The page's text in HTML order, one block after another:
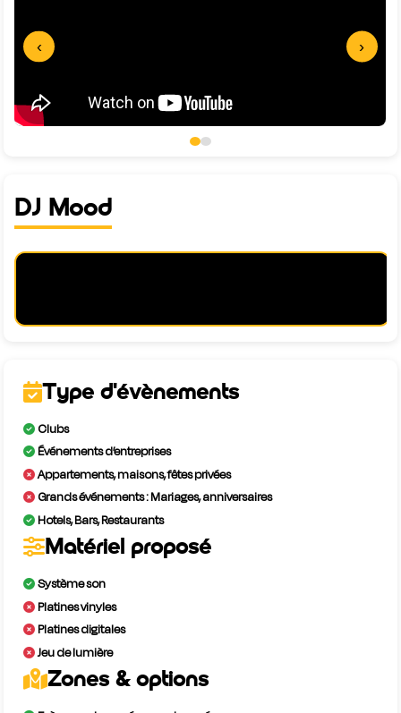
‹ ›
DJ Mood
Type d'évènements
Clubs
Événements d’entreprises
Appartements, maisons, fêtes privées
Grands événements : Mariages, anniversaires
Hotels, Bars, Restaurants
Matériel proposé
Système son
Platines vinyles
Platines digitales
Jeu de lumière
Zones & options